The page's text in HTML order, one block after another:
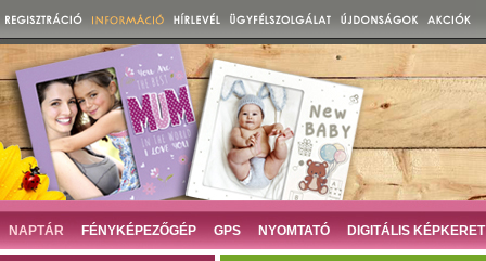
NAPTÁR FÉNYKÉPEZŐGÉP GPS NYOMTATÓ DIGITÁLIS KÉPKERET